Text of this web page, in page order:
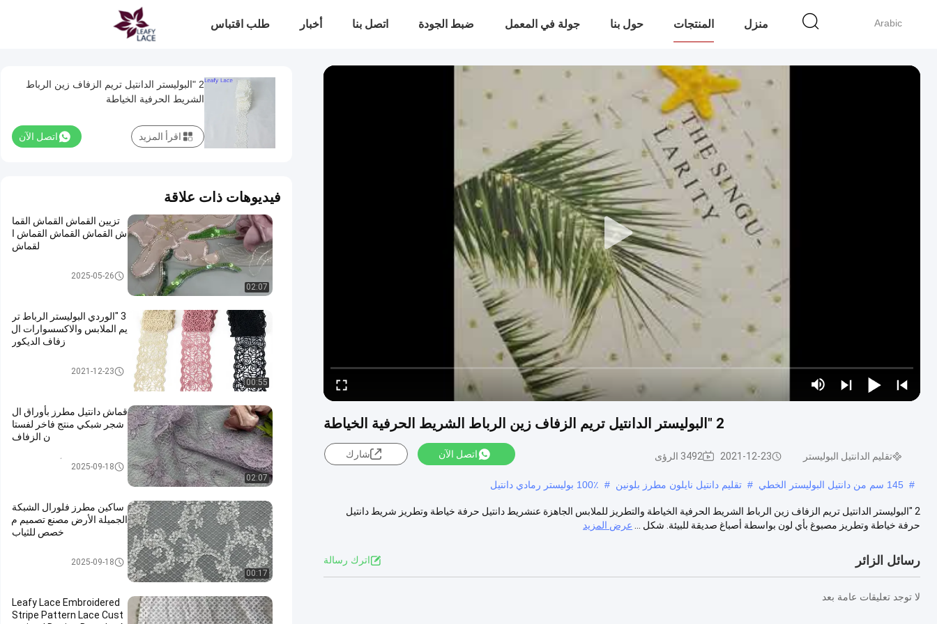
Arabic منزل المنتجات حول بنا جولة في المعمل ضبط الجودة اتصل بنا أخبار طلب اقتباس
2 "البوليستر الدانتيل تريم الزفاف زين الرباط الشريط الحرفية الخياطة
تقليم الدانتيل البوليستر 2021-12-23 3492 الرؤى اتصل الآن شارك
# 145 سم من دانتيل البوليستر الخطي # تقليم دانتيل نايلون مطرز بلونين # 100٪ بوليستر رمادي دانتيل
2 "البوليستر الدانتيل تريم الزفاف زين الرباط الشريط الحرفية الخياطة والتطريز للملابس الجاهزة عنشريط دانتيل حرفة خياطة وتطريز شريط دانتيل
حرفة خياطة وتطريز مصبوغ بأي لون بواسطة أصباغ صديقة للبيئة. شكل ...
عرض المزيد
رسائل الزائر اترك رسالة
لا توجد تعليقات عامة بعد
2 "البوليستر الدانتيل تريم الزفاف زين الرباط
الشريط الحرفية الخياطة
اتصل الآن اقرأ المزيد
فيديوهات ذات علاقة
02:07
تزيين القماش القماش القما
ش القماش القماش القماش ا
لقماش
نسيج التطريز مطرز2025-05-26
00:55
3 "الوردي البوليستر الرباط تر
يم الملابس والاكسسوارات ال
زفاف الديكور
تقليم الدانتيل البوليستر2021-12-23
02:07
قماش دانتيل مطرز بأوراق ال
شجر شبكي منتج فاخر لفستا
ن الزفاف
مطرز أقمشة الدانتيل2025-09-18
00:17
ساكين مطرز فلورال الشبكة
الجميلة الأرض مصنع تصميم م
خصص للثياب
قماش مطرز بالترتر2025-09-18
Leafy Lace Embroidered
Stripe Pattern Lace Cust